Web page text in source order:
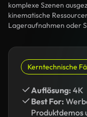
komplexe Szenen
kinematische
Lageraufnahmen oder
Kerntechnische
Auflösung: 4K
Best For:
Produktdemos